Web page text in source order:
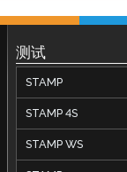
测试
STAMP
STAMP 4S
STAMP WS